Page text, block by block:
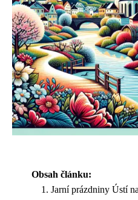
Obsah článku:
Jarní prázdniny Ústí